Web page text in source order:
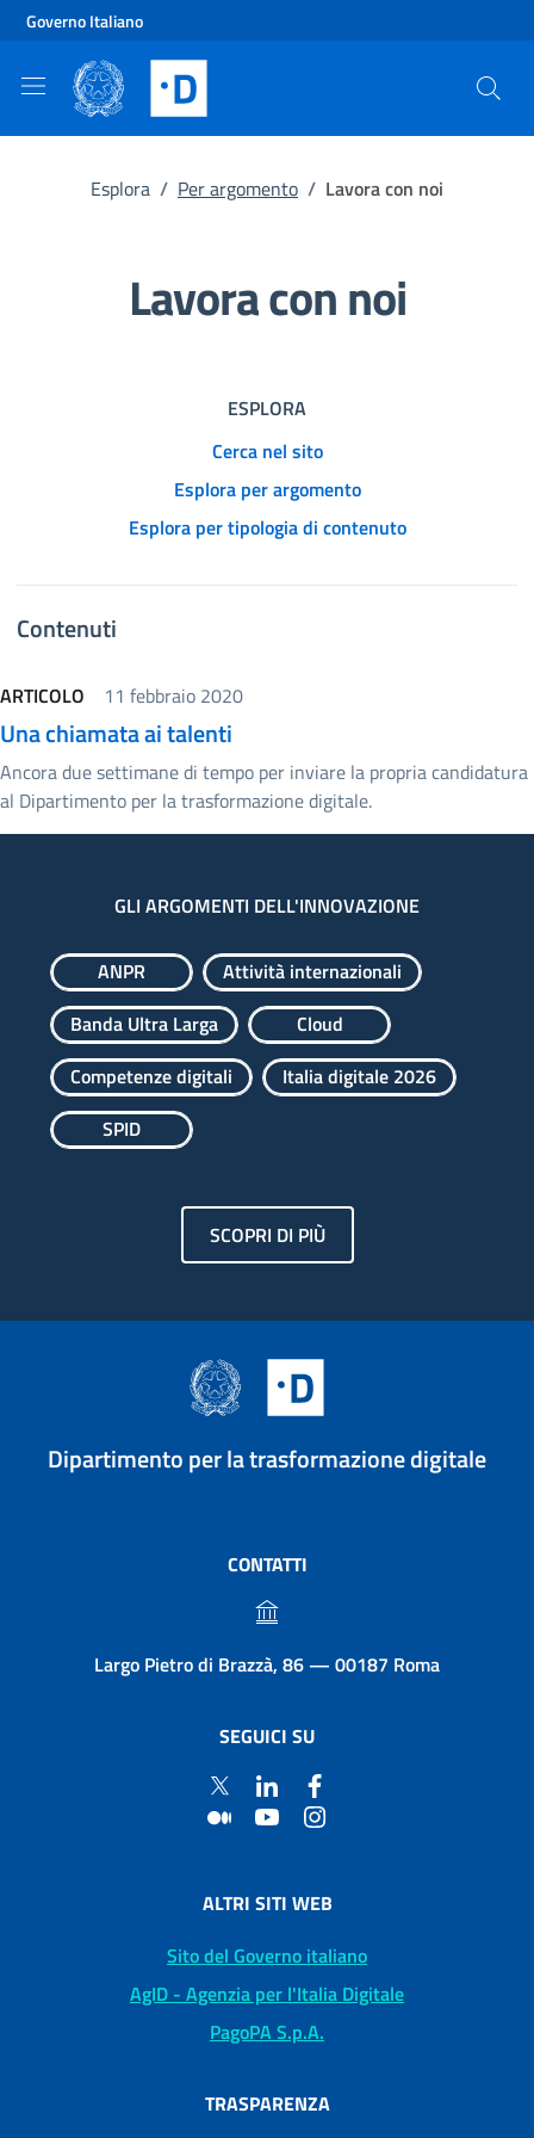
Vai al contenuto principale
Vai al footer
Governo Italiano
Esplora / Per argomento / Lavora con noi
Lavora con noi
ESPLORA
Cerca nel sito
Esplora per argomento
Esplora per tipologia di contenuto
Contenuti
ARTICOLO 11 febbraio 2020
Una chiamata ai talenti
Ancora due settimane di tempo per inviare la propria candidatura
al Dipartimento per la trasformazione digitale.
GLI ARGOMENTI DELL'INNOVAZIONE
ANPR
Attività internazionali
Banda Ultra Larga
Cloud
Competenze digitali
Italia digitale 2026
SPID
SCOPRI DI PIÙ
Dipartimento per la trasformazione digitale
CONTATTI
Largo Pietro di Brazzà, 86 — 00187 Roma
SEGUICI SU
ALTRI SITI WEB
Sito del Governo italiano
AgID - Agenzia per l'Italia Digitale
PagoPA S.p.A.
TRASPARENZA